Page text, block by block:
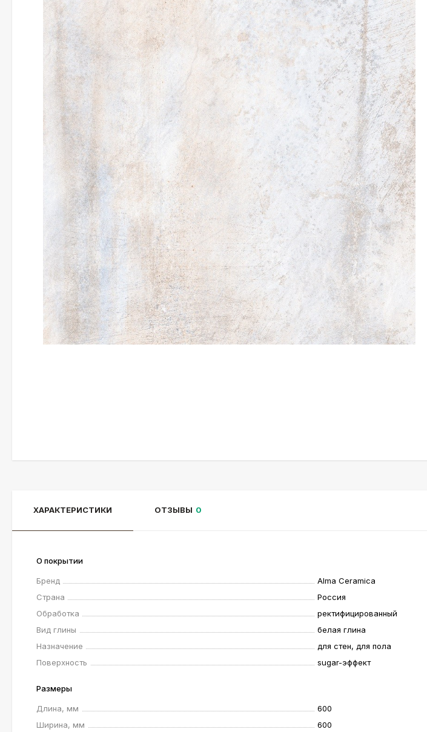
ХАРАКТЕРИСТИКИ ОТЗЫВЫ 0
О покрытии
Бренд
Alma Ceramica
Страна
Россия
Обработка
ректифицированный
Вид глины
белая глина
Назначение
для стен, для пола
Поверхность
sugar-эффект
Размеры
Длина, мм
600
Ширина, мм
600